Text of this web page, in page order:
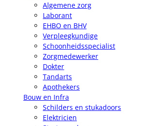
Algemene zorg
Laborant
EHBO en BHV
Verpleegkundige
Schoonheidsspecialist
Zorgmedewerker
Dokter
Tandarts
Apothekers
Bouw en Infra
Schilders en stukadoors
Elektricien